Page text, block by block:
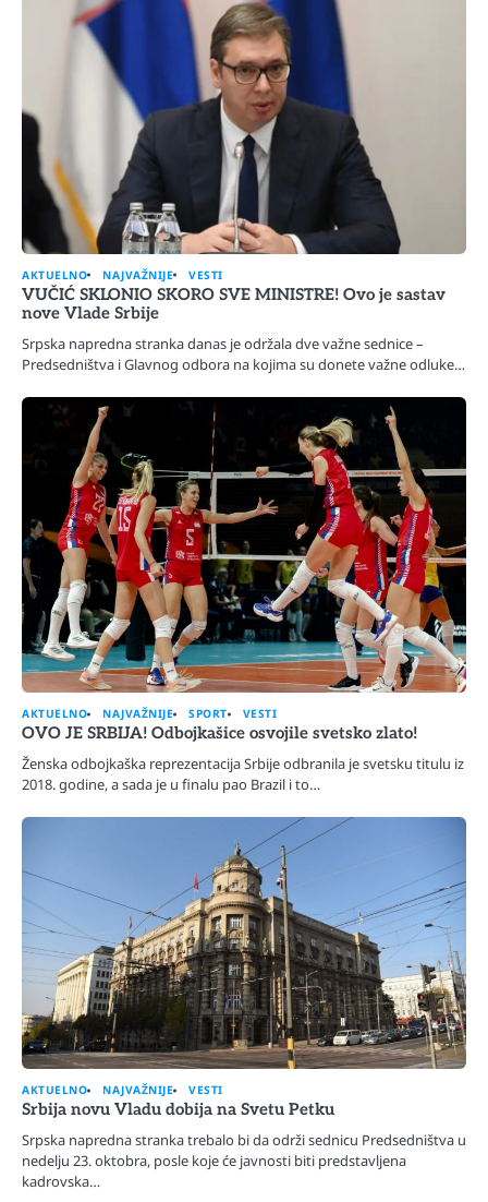
AKTUELNO NAJVAŽNIJE VESTI
VUČIĆ SKLONIO SKORO SVE MINISTRE! Ovo je sastav
nove Vlade Srbije
Srpska napredna stranka danas je održala dve važne sednice –
Predsedništva i Glavnog odbora na kojima su donete važne odluke…
AKTUELNO NAJVAŽNIJE SPORT VESTI
OVO JE SRBIJA! Odbojkašice osvojile svetsko zlato!
Ženska odbojkaška reprezentacija Srbije odbranila je svetsku titulu iz
2018. godine, a sada je u finalu pao Brazil i to…
AKTUELNO NAJVAŽNIJE VESTI
Srbija novu Vladu dobija na Svetu Petku
Srpska napredna stranka trebalo bi da održi sednicu Predsedništva u
nedelju 23. oktobra, posle koje će javnosti biti predstavljena
kadrovska…